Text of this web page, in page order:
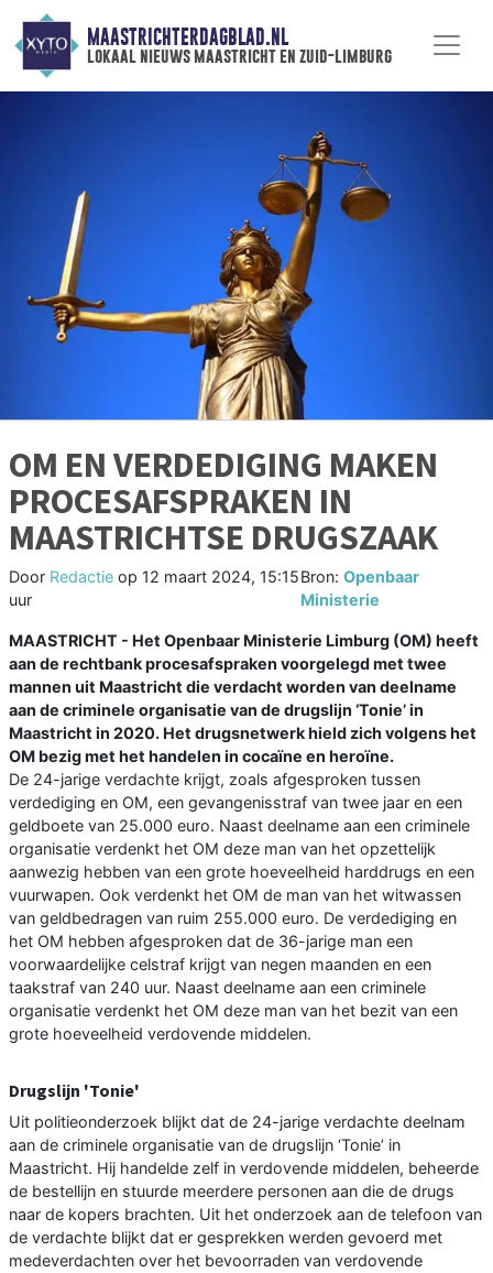
MAASTRICHTERDAGBLAD.NL
lokaal nieuws maastricht en zuid-limburg
OM EN VERDEDIGING MAKEN
PROCESAFSPRAKEN IN
MAASTRICHTSE DRUGSZAAK
Door Redactie op 12 maart 2024, 15:15
uur
Bron: Openbaar
Ministerie
MAASTRICHT - Het Openbaar Ministerie Limburg (OM) heeft
aan de rechtbank procesafspraken voorgelegd met twee
mannen uit Maastricht die verdacht worden van deelname
aan de criminele organisatie van de drugslijn ‘Tonie’ in
Maastricht in 2020. Het drugsnetwerk hield zich volgens het
OM bezig met het handelen in cocaïne en heroïne.
De 24-jarige verdachte krijgt, zoals afgesproken tussen
verdediging en OM, een gevangenisstraf van twee jaar en een
geldboete van 25.000 euro. Naast deelname aan een criminele
organisatie verdenkt het OM deze man van het opzettelijk
aanwezig hebben van een grote hoeveelheid harddrugs en een
vuurwapen. Ook verdenkt het OM de man van het witwassen
van geldbedragen van ruim 255.000 euro. De verdediging en
het OM hebben afgesproken dat de 36-jarige man een
voorwaardelijke celstraf krijgt van negen maanden en een
taakstraf van 240 uur. Naast deelname aan een criminele
organisatie verdenkt het OM deze man van het bezit van een
grote hoeveelheid verdovende middelen.
Drugslijn 'Tonie'
Uit politieonderzoek blijkt dat de 24-jarige verdachte deelnam
aan de criminele organisatie van de drugslijn ‘Tonie’ in
Maastricht. Hij handelde zelf in verdovende middelen, beheerde
de bestellijn en stuurde meerdere personen aan die de drugs
naar de kopers brachten. Uit het onderzoek aan de telefoon van
de verdachte blijkt dat er gesprekken werden gevoerd met
medeverdachten over het bevoorraden van verdovende